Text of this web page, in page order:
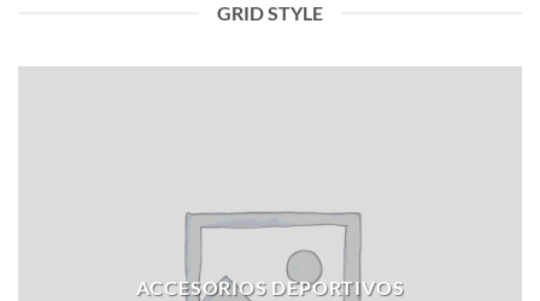
GRID STYLE
ACCESORIOS DEPORTIVOS